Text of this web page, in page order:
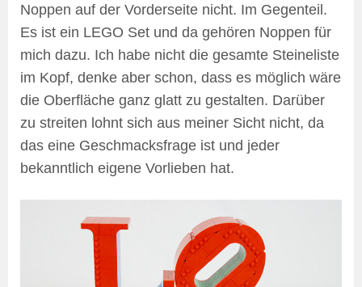
Noppen auf der Vorderseite nicht. Im Gegenteil.
Es ist ein LEGO Set und da gehören Noppen für
mich dazu. Ich habe nicht die gesamte Steineliste
im Kopf, denke aber schon, dass es möglich wäre
die Oberfläche ganz glatt zu gestalten. Darüber
zu streiten lohnt sich aus meiner Sicht nicht, da
das eine Geschmacksfrage ist und jeder
bekanntlich eigene Vorlieben hat.